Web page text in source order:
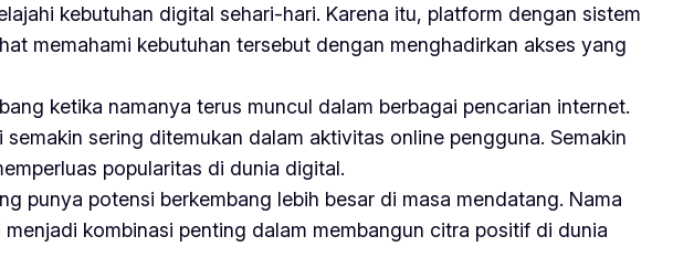
kebutuhan digital sehari-hari. Karena itu, platform dengan sistem
memahami kebutuhan tersebut dengan menghadirkan akses yang
ketika namanya terus muncul dalam berbagai pencarian internet.
sering ditemukan dalam aktivitas online pengguna. Semakin
popularitas di dunia digital.
punya potensi berkembang lebih besar di masa mendatang. Nama
kombinasi penting dalam membangun citra positif di dunia